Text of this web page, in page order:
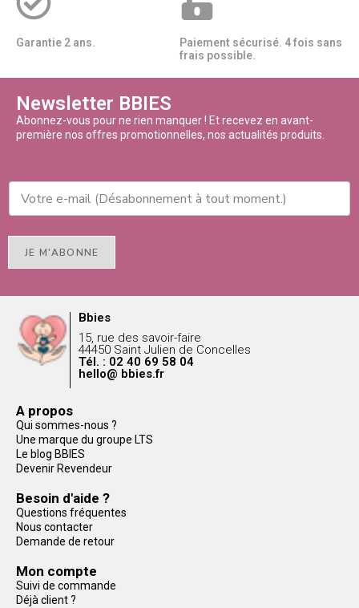
Garantie 2 ans.
Paiement sécurisé. 4 fois sans
frais possible.
Newsletter BBIES
Abonnez-vous pour ne rien manquer ! Et recevez en avant-
première nos offres promotionnelles, nos actualités produits.
JE M'ABONNE
Bbies
15, rue des savoir-faire
44450 Saint Julien de Concelles
Tél. : 02 40 69 58 04
hello@ bbies.fr
A propos
Qui sommes-nous ?
Une marque du groupe LTS
Le blog BBIES
Devenir Revendeur
Besoin d'aide ?
Questions fréquentes
Nous contacter
Demande de retour
Mon compte
Suivi de commande
Déjà client ?